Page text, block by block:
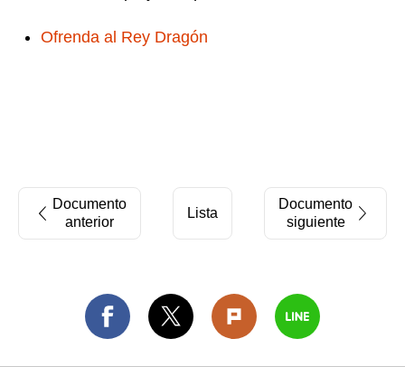
Ofrenda al Rey Dragón
Documento
anterior
Lista
Documento
siguiente